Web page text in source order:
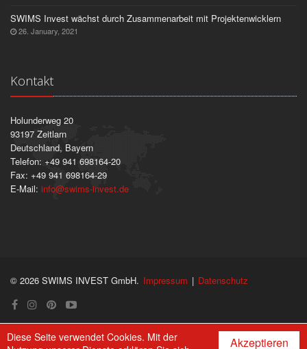
Akzeptieren
Diese Seite verwendet Cookies. Mit der
SWIMS Invest wächst durch Zusammenarbeit mit Projektenwicklern
26. January, 2021
Kontakt
Holunderweg 20
93197 Zeitlarn
Deutschland, Bayern
Telefon: +49 941 698164-20
Fax: +49 941 698164-29
E-Mail: info@swims-invest.de
© 2026 SWIMS INVEST GmbH. Impressum | Datenschutz